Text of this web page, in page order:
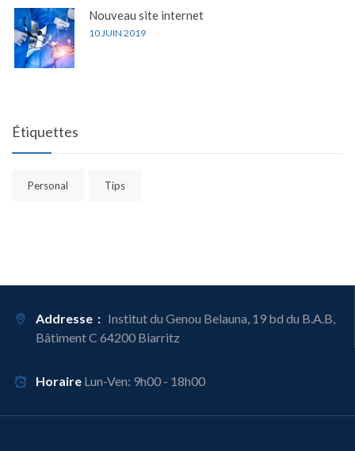
Nouveau site internet
10 JUIN 2019
Étiquettes
Personal Tips
Addresse : Institut du Genou Belauna, 19 bd du B.A.B,
Bâtiment C 64200 Biarritz
Horaire Lun-Ven: 9h00 - 18h00